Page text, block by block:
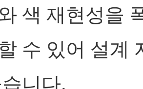
색 재현성을
수 있어 설계
니다.